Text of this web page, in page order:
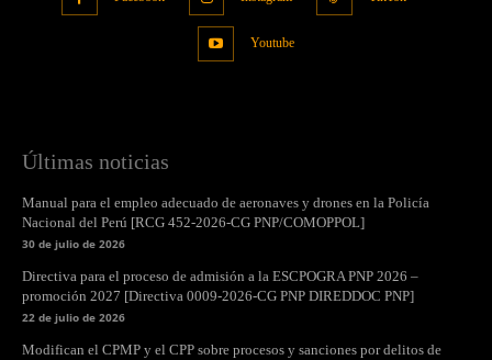
Youtube
Últimas noticias
Manual para el empleo adecuado de aeronaves y drones en la Policía
Nacional del Perú [RCG 452-2026-CG PNP/COMOPPOL]
30 de julio de 2026
Directiva para el proceso de admisión a la ESCPOGRA PNP 2026 –
promoción 2027 [Directiva 0009-2026-CG PNP DIREDDOC PNP]
22 de julio de 2026
Modifican el CPMP y el CPP sobre procesos y sanciones por delitos de